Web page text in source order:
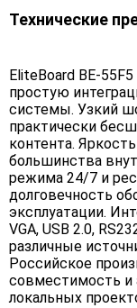
Технические
EliteBoard BE-
простую
системы. Узкий
практически
контента.
большинства
режима 24/7 и
долговечность
эксплуатации.
VGA, USB 2.0,
различные
Российское
совместимость и
локальных